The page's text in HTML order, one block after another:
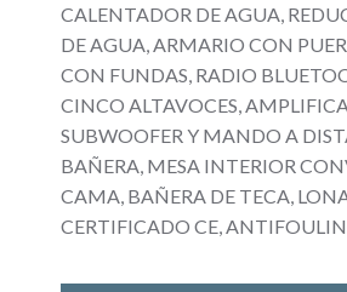
CALENTADOR DE AGUA,
DE AGUA, ARMARIO CON
CON FUNDAS, RADIO
CINCO ALTAVOCES,
SUBWOOFER Y MANDO A
BAÑERA, MESA INTERIOR
CAMA, BAÑERA DE TECA,
CERTIFICADO CE,